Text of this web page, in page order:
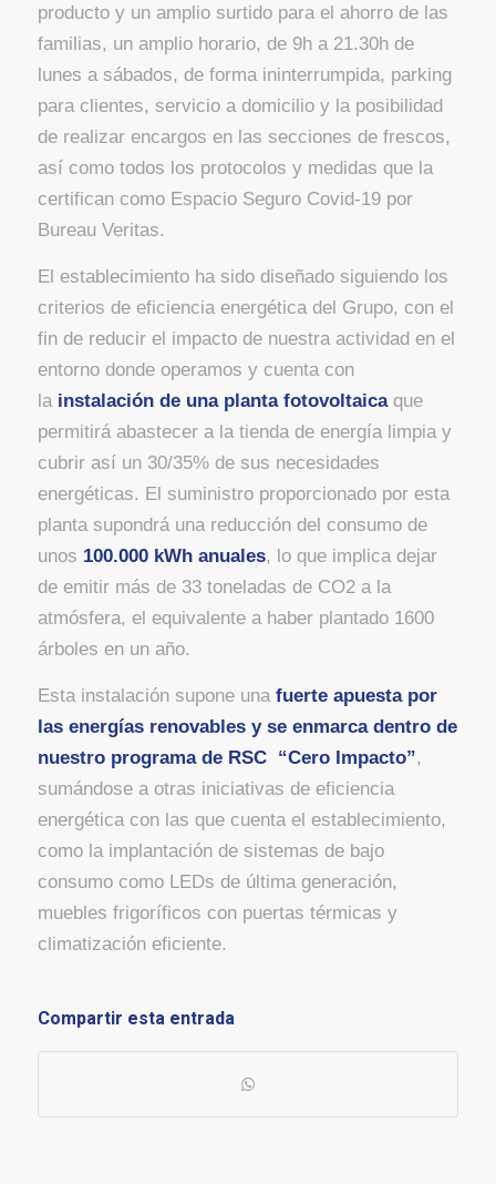
producto y un amplio surtido para el ahorro de las
familias, un amplio horario, de 9h a 21.30h de
lunes a sábados, de forma ininterrumpida, parking
para clientes, servicio a domicilio y la posibilidad
de realizar encargos en las secciones de frescos,
así como todos los protocolos y medidas que la
certifican como Espacio Seguro Covid-19 por
Bureau Veritas.
El establecimiento ha sido diseñado siguiendo los
criterios de eficiencia energética del Grupo, con el
fin de reducir el impacto de nuestra actividad en el
entorno donde operamos y cuenta con
la instalación de una planta fotovoltaicaque
permitirá abastecer a la tienda de energía limpia y
cubrir así un 30/35% de sus necesidades
energéticas. El suministro proporcionado por esta
planta supondrá una reducción del consumo de
unos 100.000 kWh anuales, lo que implica dejar
de emitir más de 33 toneladas de CO2 a la
atmósfera, el equivalente a haber plantado 1600
árboles en un año.
Esta instalación supone una fuerte apuesta por
las energías renovables y se enmarca dentro de
nuestro programa de RSC “Cero Impacto”,
sumándose a otras iniciativas de eficiencia
energética con las que cuenta el establecimiento,
como la implantación de sistemas de bajo
consumo como LEDs de última generación,
muebles frigoríficos con puertas térmicas y
climatización eficiente.
Compartir esta entrada